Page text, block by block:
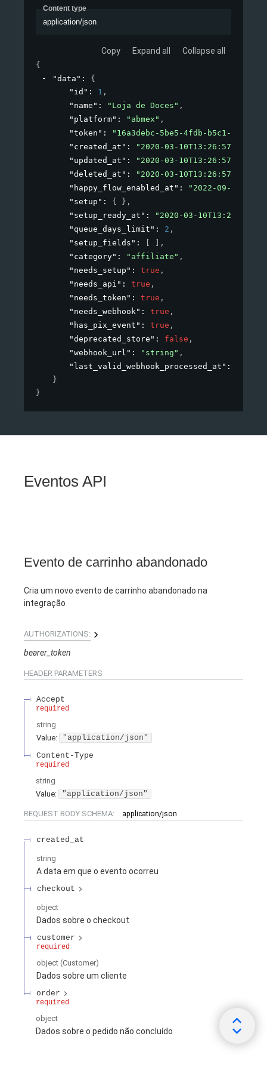
Content type
application/json
Copy Expand all Collapse all
{
"data" : {
"id" : 1 ,
"name" : "Loja de Doces" ,
"platform" : "abmex" ,
"token" :
"16a3debc-5be5-4fdb-b5c1-
"created_at" : "2020-03-10T13:26:57+00:00"
"updated_at" : "2020-03-10T13:26:57+00:00"
"deleted_at" : "2020-03-10T13:26:57+00:00"
"happy_flow_enabled_at" :
"2022-09-
"setup" : { } ,
"setup_ready_at" :
"2020-03-
"queue_days_limit" : 2 ,
"setup_fields" : [ ] ,
"category" : "affiliate" ,
"needs_setup" : true ,
"needs_api" : true ,
"needs_token" : true ,
"needs_webhook" : true ,
"has_pix_event" : true ,
"deprecated_store" : false ,
"webhook_url" : "string" ,
"last_valid_webhook_processed_at" :
}
}
Eventos API
Evento de carrinho abandonado
Cria um novo evento de carrinho abandonado na
integração
AUTHORIZATIONS:
bearer_token
HEADER PARAMETERS
Accept
required
string
Value: "application/json"
Content-Type
required
string
Value: "application/json"
REQUEST BODY SCHEMA: application/json
created_at
string
A data em que o evento ocorreu
checkout
object
Dados sobre o checkout
customer
required
object (Customer)
Dados sobre um cliente
order
required
object
Dados sobre o pedido não concluído